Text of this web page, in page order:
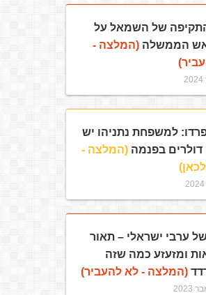
של השמאל על
הממשלה(המלצה -
למשפחת נתניהו יש
דולרים בפנמה(המלצה -
ערבי ישראלי – תאור
ומזעזע כמה שזה
(המלצה - לא להעביר)